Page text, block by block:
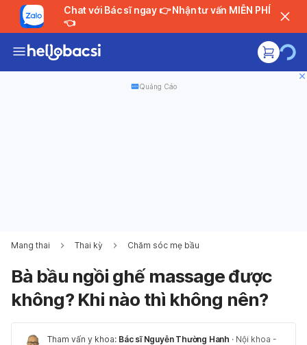
Chat với Bác sĩ ngay 👉 Nhận tư vấn MIỄN PHÍ
👈
Quảng Cáo
Mang thai Thai kỳ Chăm sóc mẹ bầu
Bà bầu ngồi ghế massage được
không? Khi nào thì không nên?
Tham vấn y khoa: Bác sĩ Nguyễn Thường Hanh · Nội khoa -